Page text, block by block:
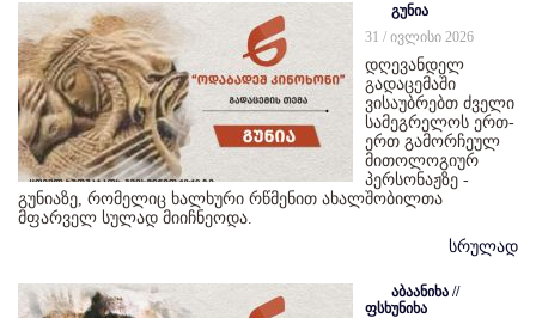
გუნია
31 / ივლისი 2026
დღევანდელ
გადაცემაში
ვისაუბრებთ ძველი
სამეგრელოს ერთ-
ერთ გამორჩეულ
მითოლოგიურ
პერსონაჟზე -
გუნიაზე, რომელიც ხალხური რწმენით ახალშობილთა
მფარველ სულად მიიჩნეოდა.
სრულად
აბაანიხა //
ფსხუნიხა